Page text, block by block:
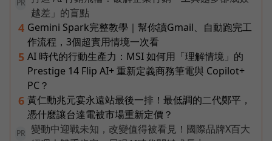
PR
越差」的盲點
4 Gemini Spark完整教學｜幫你讀Gmail、自動跑完工
作流程，3個超實用情境一次看
5 AI 時代的行動生產力：MSI 如何用「理解情境」的
Prestige 14 Flip AI+ 重新定義商務筆電與 Copilot+
PC？
6 黃仁勳兆元宴永遠站最後一排！最低調的二代鄭平，
憑什麼讓台達電被市場重新定價？
PR
變動中迎戰未知，改變值得被看見！國際品牌X百大